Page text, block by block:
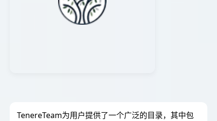
TenereTeam为用户提供了一个广泛的目录，其中包